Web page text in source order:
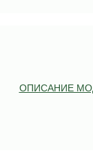
ОПИСАНИЕ